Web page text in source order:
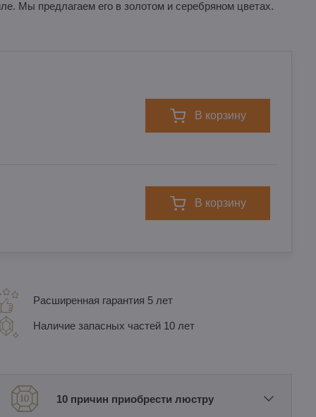
Мы предлагаем его в золотом и серебряном цветах.
в корзину
в корзину
Расширенная гарантия 5 лет
Наличие запасных частей 10 лет
10 причин приобрести люстру